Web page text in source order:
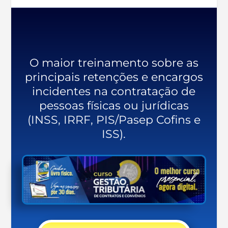
O maior treinamento sobre as
principais retenções e encargos
incidentes na contratação de
pessoas físicas ou jurídicas
(INSS, IRRF, PIS/Pasep Cofins e
ISS).